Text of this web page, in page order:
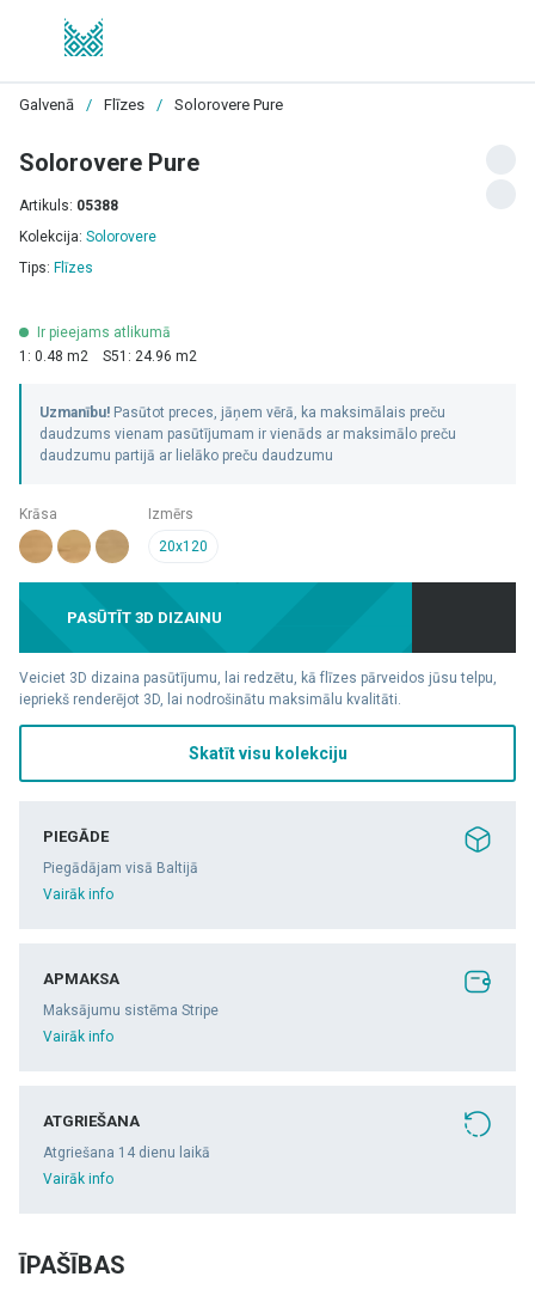
Galvenā / Flīzes / Solorovere Pure
Solorovere Pure
Artikuls: 05388
Kolekcija: Solorovere
Tips: Flīzes
Ir pieejams atlikumā
1: 0.48 m2
S51: 24.96 m2
Uzmanību! Pasūtot preces, jāņem vērā, ka maksimālais preču
daudzums vienam pasūtījumam ir vienāds ar maksimālo preču
daudzumu partijā ar lielāko preču daudzumu
Krāsa
Izmērs
20x120
PASŪTĪT 3D DIZAINU
Veiciet 3D dizaina pasūtījumu, lai redzētu, kā flīzes pārveidos jūsu telpu,
iepriekš renderējot 3D, lai nodrošinātu maksimālu kvalitāti.
Skatīt visu kolekciju
PIEGĀDE
Piegādājam visā Baltijā
Vairāk info
APMAKSA
Maksājumu sistēma Stripe
Vairāk info
ATGRIEŠANA
Atgriešana 14 dienu laikā
Vairāk info
ĪPAŠĪBAS